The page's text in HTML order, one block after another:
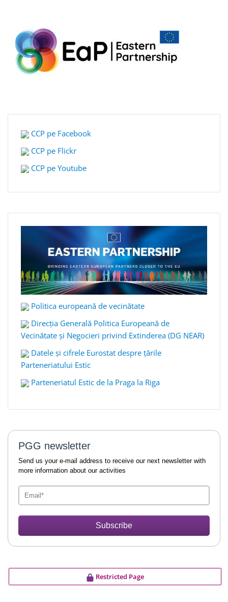
CCP pe Facebook
CCP pe Flickr
CCP pe Youtube
Politica europeană de vecinătate
Direcția Generală Politica Europeană de
Vecinătate și Negocieri privind Extinderea (DG NEAR)
Datele și cifrele Eurostat despre țările
Parteneriatului Estic
Parteneriatul Estic de la Praga la Riga
PGG newsletter
Send us your e-mail address to receive our next newsletter with
more information about our activities
Subscribe
Restricted Page